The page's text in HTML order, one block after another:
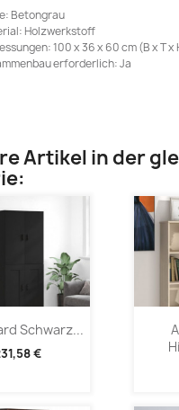
Betongrau
Holzwerkstoff
100 x 36 x 60 cm (B x T x
erforderlich: Ja
Artikel in der
Schwarz...
€